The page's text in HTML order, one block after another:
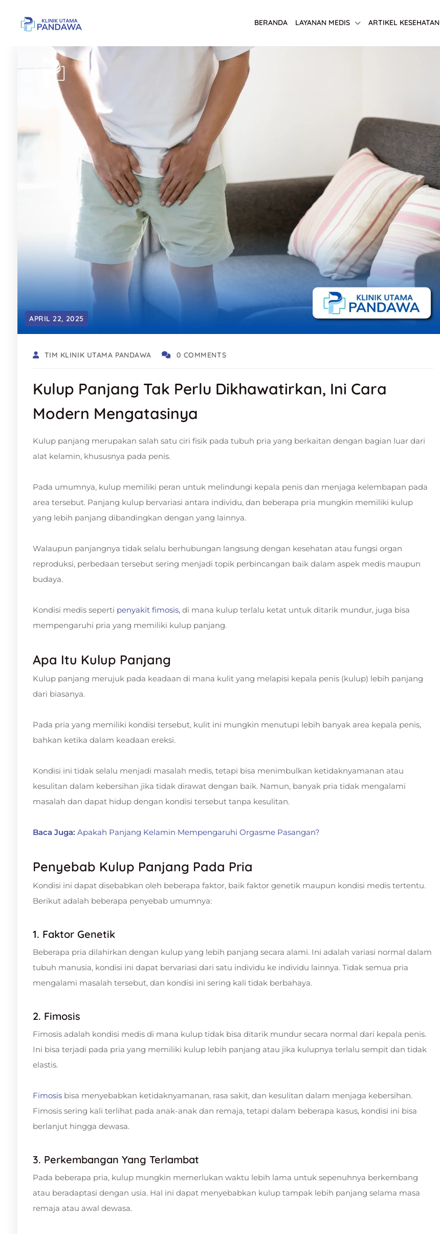
BERANDA LAYANAN MEDIS ARTIKEL KESEHATAN
APRIL 22, 2025
TIM KLINIK UTAMA PANDAWA 0 COMMENTS
Kulup Panjang Tak Perlu Dikhawatirkan, Ini Cara
Modern Mengatasinya
Kulup panjang merupakan salah satu ciri fisik pada tubuh pria yang berkaitan dengan bagian luar dari
alat kelamin, khususnya pada penis.
Pada umumnya, kulup memiliki peran untuk melindungi kepala penis dan menjaga kelembapan pada
area tersebut. Panjang kulup bervariasi antara individu, dan beberapa pria mungkin memiliki kulup
yang lebih panjang dibandingkan dengan yang lainnya.
Walaupun panjangnya tidak selalu berhubungan langsung dengan kesehatan atau fungsi organ
reproduksi, perbedaan tersebut sering menjadi topik perbincangan baik dalam aspek medis maupun
budaya.
Kondisi medis seperti penyakit fimosis, di mana kulup terlalu ketat untuk ditarik mundur, juga bisa
mempengaruhi pria yang memiliki kulup panjang.
Apa Itu Kulup Panjang
Kulup panjang merujuk pada keadaan di mana kulit yang melapisi kepala penis (kulup) lebih panjang
dari biasanya.
Pada pria yang memiliki kondisi tersebut, kulit ini mungkin menutupi lebih banyak area kepala penis,
bahkan ketika dalam keadaan ereksi.
Kondisi ini tidak selalu menjadi masalah medis, tetapi bisa menimbulkan ketidaknyamanan atau
kesulitan dalam kebersihan jika tidak dirawat dengan baik. Namun, banyak pria tidak mengalami
masalah dan dapat hidup dengan kondisi tersebut tanpa kesulitan.
Baca Juga: Apakah Panjang Kelamin Mempengaruhi Orgasme Pasangan?
Penyebab Kulup Panjang Pada Pria
Kondisi ini dapat disebabkan oleh beberapa faktor, baik faktor genetik maupun kondisi medis tertentu.
Berikut adalah beberapa penyebab umumnya:
1. Faktor Genetik
Beberapa pria dilahirkan dengan kulup yang lebih panjang secara alami. Ini adalah variasi normal dalam
tubuh manusia, kondisi ini dapat bervariasi dari satu individu ke individu lainnya. Tidak semua pria
mengalami masalah tersebut, dan kondisi ini sering kali tidak berbahaya.
2. Fimosis
Fimosis adalah kondisi medis di mana kulup tidak bisa ditarik mundur secara normal dari kepala penis.
Ini bisa terjadi pada pria yang memiliki kulup lebih panjang atau jika kulupnya terlalu sempit dan tidak
elastis.
Fimosis bisa menyebabkan ketidaknyamanan, rasa sakit, dan kesulitan dalam menjaga kebersihan.
Fimosis sering kali terlihat pada anak-anak dan remaja, tetapi dalam beberapa kasus, kondisi ini bisa
berlanjut hingga dewasa.
3. Perkembangan Yang Terlambat
Pada beberapa pria, kulup mungkin memerlukan waktu lebih lama untuk sepenuhnya berkembang
atau beradaptasi dengan usia. Hal ini dapat menyebabkan kulup tampak lebih panjang selama masa
remaja atau awal dewasa.